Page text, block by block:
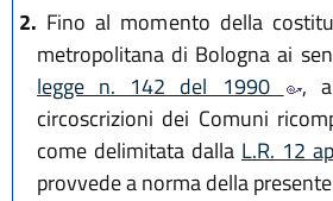
2. Fino al momento della
metropolitana di Bologna ai
legge n. 142 del 1990
,
circoscrizioni dei Comuni
come delimitata dalla L.R. 12
provvede a norma della